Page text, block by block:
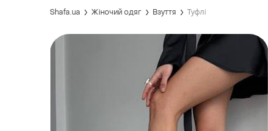
Shafa.ua Жіночий одяг Взуття Туфлі